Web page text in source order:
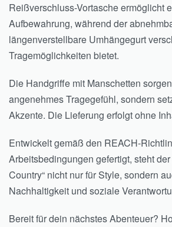
Reißverschluss-Vortasche ermöglicht
Aufbewahrung, während der
längenverstellbare Umhängegurt
Tragemöglichkeiten bietet.
Die Handgriffe mit Manschetten
angenehmes Tragegefühl, sondern
Akzente. Die Lieferung erfolgt ohne
Entwickelt gemäß den REACH-
Arbeitsbedingungen gefertigt, steht
Country“ nicht nur für Style, sondern
Nachhaltigkeit und soziale
Bereit für dein nächstes Abenteuer?